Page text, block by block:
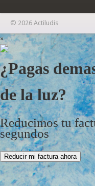
© 2026 Actiludis
×
¿Pagas
de la luz?
Reducimos tu
segundos
Reducir mi factura ahora